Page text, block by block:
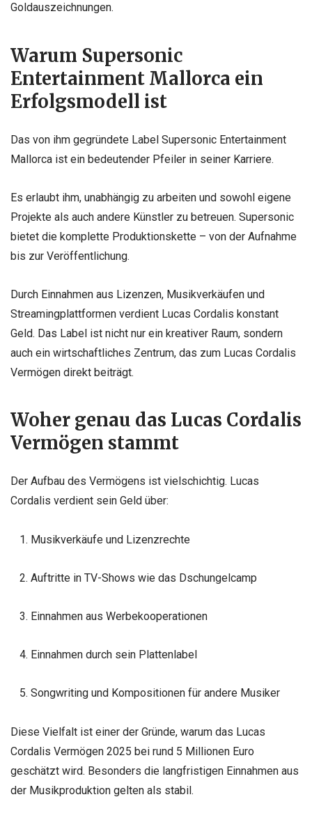
Goldauszeichnungen.
Warum Supersonic
Entertainment Mallorca ein
Erfolgsmodell ist
Das von ihm gegründete Label Supersonic Entertainment
Mallorca ist ein bedeutender Pfeiler in seiner Karriere.
Es erlaubt ihm, unabhängig zu arbeiten und sowohl eigene
Projekte als auch andere Künstler zu betreuen. Supersonic
bietet die komplette Produktionskette – von der Aufnahme
bis zur Veröffentlichung.
Durch Einnahmen aus Lizenzen, Musikverkäufen und
Streamingplattformen verdient Lucas Cordalis konstant
Geld. Das Label ist nicht nur ein kreativer Raum, sondern
auch ein wirtschaftliches Zentrum, das zum Lucas Cordalis
Vermögen direkt beiträgt.
Woher genau das Lucas Cordalis
Vermögen stammt
Der Aufbau des Vermögens ist vielschichtig. Lucas
Cordalis verdient sein Geld über:
Musikverkäufe und Lizenzrechte
Auftritte in TV-Shows wie das Dschungelcamp
Einnahmen aus Werbekooperationen
Einnahmen durch sein Plattenlabel
Songwriting und Kompositionen für andere Musiker
Diese Vielfalt ist einer der Gründe, warum das Lucas
Cordalis Vermögen 2025 bei rund 5 Millionen Euro
geschätzt wird. Besonders die langfristigen Einnahmen aus
der Musikproduktion gelten als stabil.